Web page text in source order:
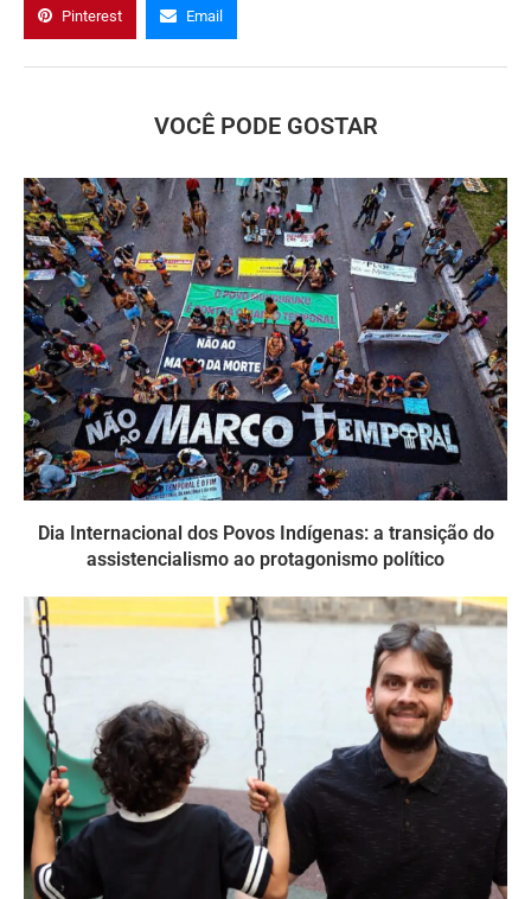
Pinterest Email
VOCÊ PODE GOSTAR
Dia Internacional dos Povos Indígenas: a transição do
assistencialismo ao protagonismo político